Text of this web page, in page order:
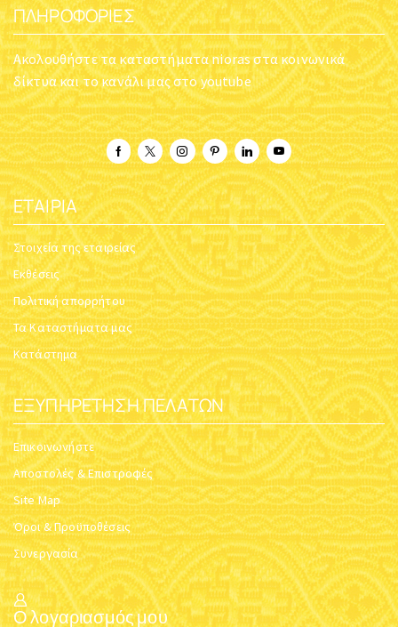
ΠΛΗΡΟΦΟΡΊΕΣ
Ακολουθήστε τα καταστήματα nioras στα κοινωνικά
δίκτυα και το κανάλι μας στο youtube
ΕΤΑΙΡΊΑ
Στοιχεία της εταιρείας
Εκθέσεις
Πολιτική απορρήτου
Τα Καταστήματα μας
Κατάστημα
ΕΞΥΠΗΡΈΤΗΣΗ ΠΕΛΑΤΏΝ
Επικοινωνήστε
Αποστολές & Επιστροφές
Site Map
Όροι & Προϋποθέσεις
Συνεργασία
Ο λογαριασμός μου